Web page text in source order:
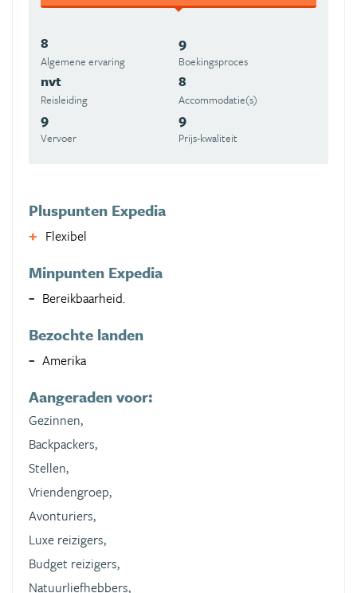
8
Algemene ervaring
9
Boekingsproces
nvt
Reisleiding
8
Accommodatie(s)
9
Vervoer
9
Prijs-kwaliteit
Pluspunten Expedia
Flexibel
Minpunten Expedia
Bereikbaarheid.
Bezochte landen
Amerika
Aangeraden voor:
Gezinnen,
Backpackers,
Stellen,
Vriendengroep,
Avonturiers,
Luxe reizigers,
Budget reizigers,
Natuurliefhebbers,